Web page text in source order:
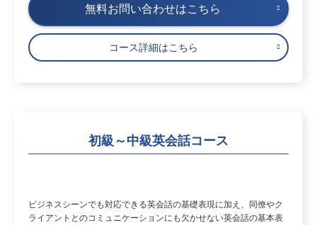
無料お問い合わせはこちら
コース詳細はこちら
初級～中級英会話コース
ビジネスシーンでも対応できる英会話の基礎表現に加え、同僚やク
ライアントとのコミュニケーションにも欠かせない英会話の基本表